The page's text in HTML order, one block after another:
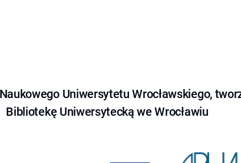
Uniwersytetu Wrocławskiego,
Bibliotekę Uniwersytecką we Wrocławiu